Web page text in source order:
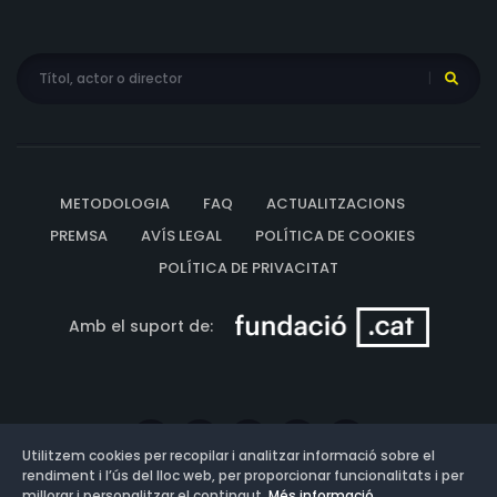
METODOLOGIA FAQ
ACTUALITZACIONS
PREMSA
AVÍS LEGAL
POLÍTICA DE COOKIES
POLÍTICA DE PRIVACITAT
Amb el suport de:
Utilitzem cookies per recopilar i analitzar informació sobre el
rendiment i l’ús del lloc web, per proporcionar funcionalitats i per